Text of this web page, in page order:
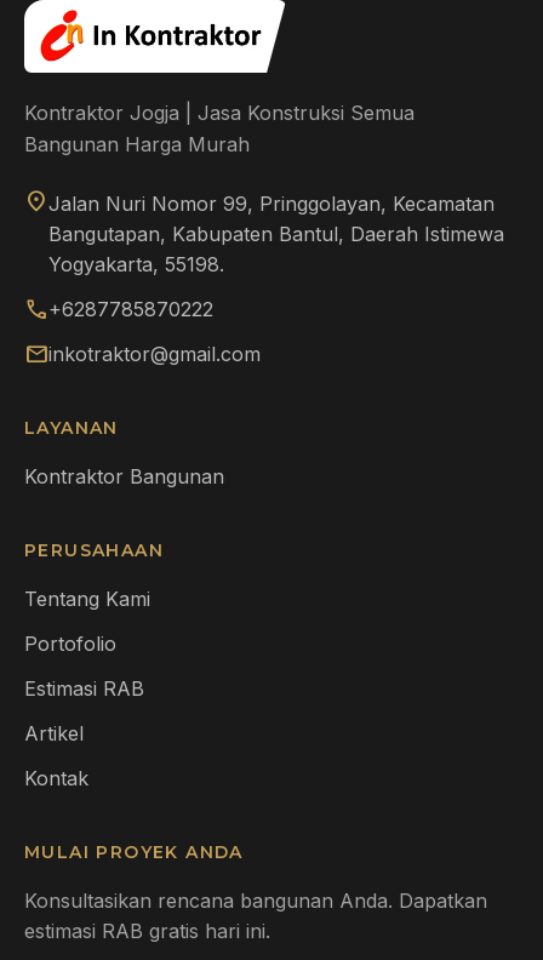
Kontraktor Jogja | Jasa Konstruksi Semua
Bangunan Harga Murah
location_onJalan Nuri Nomor 99, Pringgolayan, Kecamatan
Bangutapan, Kabupaten Bantul, Daerah Istimewa
Yogyakarta, 55198.
call+6287785870222
mailinkotraktor@gmail.com
LAYANAN
Kontraktor Bangunan
PERUSAHAAN
Tentang Kami
Portofolio
Estimasi RAB
Artikel
Kontak
MULAI PROYEK ANDA
Konsultasikan rencana bangunan Anda. Dapatkan
estimasi RAB gratis hari ini.